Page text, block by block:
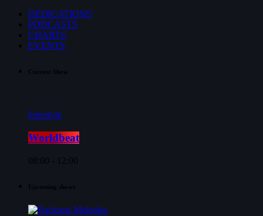
DEDICATIONS
PODCASTS
CHARTS
EVENTS
Current Show
Freestyle
Worldbeat
08:00 - 12:00
Upcoming shows